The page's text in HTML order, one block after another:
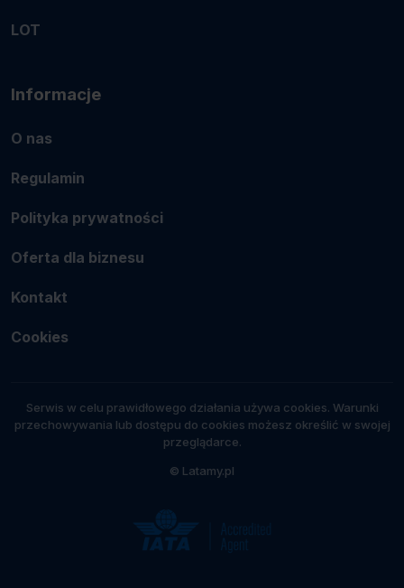
LOT
Informacje
O nas
Regulamin
Polityka prywatności
Oferta dla biznesu
Kontakt
Cookies
Serwis w celu prawidłowego działania używa cookies. Warunki
przechowywania lub dostępu do cookies możesz określić w swojej
przeglądarce.
© Latamy.pl